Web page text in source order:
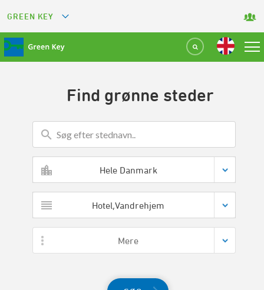
GREEN KEY
GREEN RESTAURANT
GREEN SPORT FACILITY
GREEN CAMPING
GREEN ATTRACTION
Find grønne steder
Hele Danmark
Hotel,Vandrehjem
Mere